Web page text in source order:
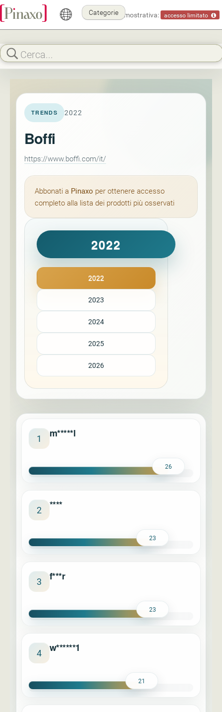
Modalità dimostrativa: accesso limitato
Categorie
TRENDS 2022
Boffi
https://www.boffi.com/it/
Abbonati a Pinaxo per ottenere accesso
completo alla lista dei prodotti più osservati
2022
2022
2023
2024
2025
2026
1 m*****l
26
2 ****
23
3 f***r
23
4 w******1
21